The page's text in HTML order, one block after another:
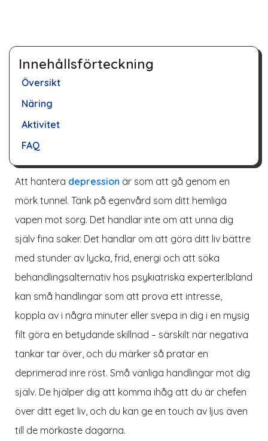
Innehållsförteckning
Översikt
Näring
Aktivitet
FAQ
Att hantera depression är som att gå genom en
mörk tunnel. Tänk på egenvård som ditt hemliga
vapen mot sorg. Det handlar inte om att unna dig
själv fina saker. Det handlar om att göra ditt liv bättre
med stunder av lycka, frid, energi och att söka
behandlingsalternativ hos psykiatriska experter.Ibland
kan små handlingar som att prova ett intresse,
koppla av i några minuter eller svepa in dig i en mysig
filt göra en betydande skillnad – särskilt när negativa
tankar tar över, och du märker så pratar en
deprimerad inre röst. Små vänliga handlingar mot dig
själv. De hjälper dig att komma ihåg att du är chefen
över ditt eget liv, och du kan ge en touch av ljus även
till de mörkaste dagarna.